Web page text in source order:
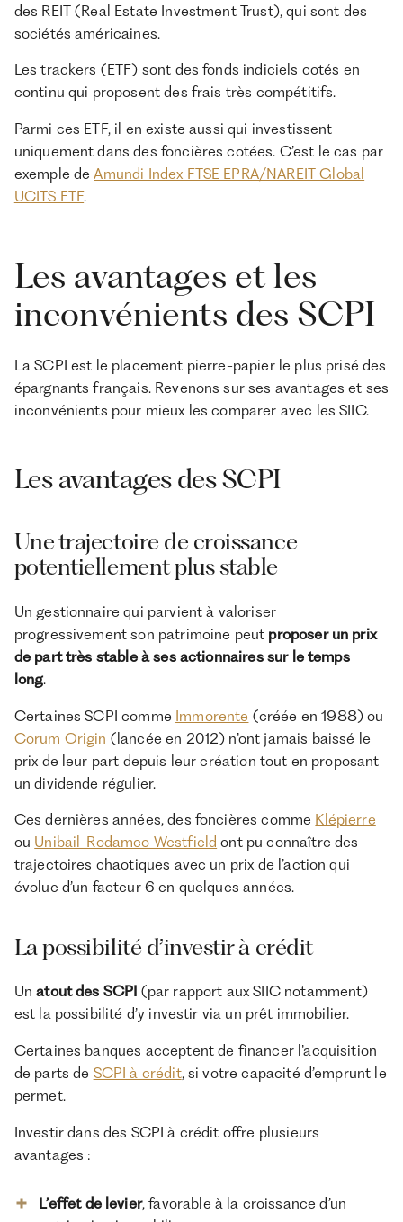
des REIT (Real Estate Investment Trust), qui sont des
sociétés américaines.
Les trackers (ETF) sont des fonds indiciels cotés en
continu qui proposent des frais très compétitifs.
Parmi ces ETF, il en existe aussi qui investissent
uniquement dans des foncières cotées. C’est le cas par
exemple deAmundi Index FTSE EPRA/NAREIT Global
UCITS ETF.
Les avantages et les
inconvénients des SCPI
La SCPI est le placement pierre-papier le plus prisé des
épargnants français. Revenons sur ses avantages et ses
inconvénients pour mieux les comparer avec les SIIC.
Les avantages des SCPI
Une trajectoire de croissance
potentiellement plus stable
Un gestionnaire qui parvient à valoriser
progressivement son patrimoine peut proposer un prix
de part très stable à ses actionnaires sur le temps
long.
Certaines SCPI comme Immorente (créée en 1988) ou
Corum Origin (lancée en 2012) n’ont jamais baissé le
prix de leur part depuis leur création tout en proposant
un dividende régulier.
Ces dernières années, des foncières comme Klépierre
ou Unibail-Rodamco Westfield ont pu connaître des
trajectoires chaotiques avec un prix de l’action qui
évolue d’un facteur 6 en quelques années.
La possibilité d’investir à crédit
Unatout des SCPI (par rapport aux SIIC notamment)
est la possibilité d’y investir via un prêt immobilier.
Certaines banques acceptent de financer l’acquisition
de parts de SCPI à crédit, si votre capacité d’emprunt le
permet.
Investir dans des SCPI à crédit offre plusieurs
avantages :
L’effet de levier, favorable à la croissance d’un